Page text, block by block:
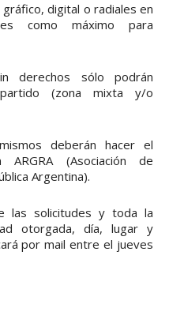
gráfico, digital o radiales en
como máximo para
derechos sólo podrán
(zona mixta y/o
deberán hacer el
(Asociación de
Argentina).
las solicitudes y toda la
otorgada, día, lugar y
por mail entre el jueves